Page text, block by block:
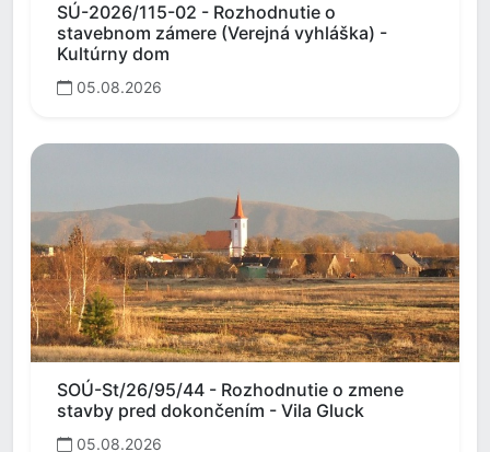
SÚ-2026/115-02 - Rozhodnutie o
stavebnom zámere (Verejná vyhláška) -
Kultúrny dom
05.08.2026
SOÚ-St/26/95/44 - Rozhodnutie o zmene
stavby pred dokončením - Vila Gluck
05.08.2026